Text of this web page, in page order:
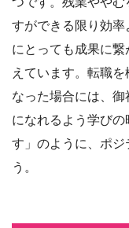
すができる限り効
にとっても成果に
えています。転職
なった場合には、
になれるよう学び
す」のように、ポジ
う。